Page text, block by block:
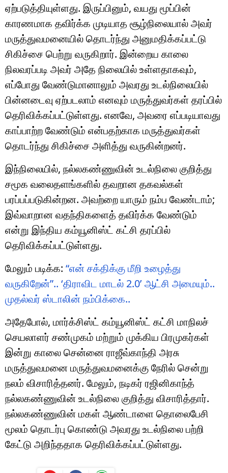
ஏற்படுத்தியுள்ளது. இருப்பினும், வயது மூப்பின்
காரணமாக தவிர்க்க முடியாத சூழ்நிலையால் அவர்
மருத்துவமனையில் தொடர்ந்து அனுமதிக்கப்பட்டு
சிகிச்சை பெற்று வருகிறார். இன்றைய காலை
நிலவரப்படி அவர் அதே நிலையில் உள்ளதாகவும்,
எப்போது வேண்டுமானாலும் அவரது உடல்நிலையில்
பின்னடைவு ஏற்படலாம் எனவும் மருத்துவர்கள் தரப்பில்
தெரிவிக்கப்பட்டுள்ளது. எனவே, அவரை எப்படியாவது
காப்பாற்ற வேண்டும் என்பதற்காக மருத்துவர்கள்
தொடர்ந்து சிகிச்சை அளித்து வருகின்றனர்.
இந்நிலையில், நல்லகண்ணுவின் உடல்நிலை குறித்து
சமூக வலைதளங்களில் தவறான தகவல்கள்
பரப்பப்படுகின்றன. அவற்றை யாரும் நம்ப வேண்டாம்;
இவ்வாறான வதந்திகளைத் தவிர்க்க வேண்டும்
என்று இந்திய கம்யூனிஸ்ட் கட்சி தரப்பில்
தெரிவிக்கப்பட்டுள்ளது.
மேலும் படிக்க: “என் சக்திக்கு மீறி உழைத்து
வருகிறேன்”.. ‘திராவிட மாடல் 2.0’ ஆட்சி அமையும்..
முதல்வர் ஸ்டாலின் நம்பிக்கை..
அதேபோல், மார்க்சிஸ்ட் கம்யூனிஸ்ட் கட்சி மாநிலச்
செயலாளர் சண்முகம் மற்றும் முக்கிய பிரமுகர்கள்
இன்று காலை சென்னைராஜீவ்காந்தி அரசு
மருத்துவமனைமருத்துவமனைக்கு நேரில் சென்று
நலம் விசாரித்தனர். மேலும், நடிகர் ரஜினிகாந்த்
நல்லகண்ணுவின் உடல்நிலை குறித்து விசாரித்தார்.
நல்லகண்ணுவின் மகள் ஆண்டாளை தொலைபேசி
மூலம் தொடர்பு கொண்டு அவரது உடல்நிலை பற்றி
கேட்டு அறிந்ததாக தெரிவிக்கப்பட்டுள்ளது.